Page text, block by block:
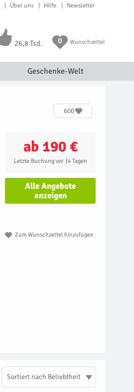
Über uns Hilfe Newsletter
26,8 Tsd. 0 Wunschzettel
Geschenke-Welt
600
ab 190 €
Letzte Buchung vor 14 Tagen
Alle Angebote
anzeigen
Zum Wunschzettel hinzufügen
Sortiert nach Beliebtheit